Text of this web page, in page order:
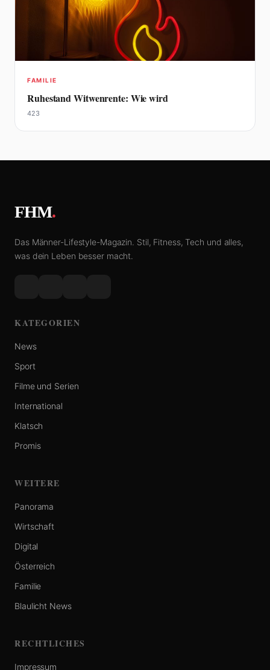
FAMILIE
Ruhestand Witwenrente: Wie wird
423
FHM.
Das Männer-Lifestyle-Magazin. Stil, Fitness, Tech und alles,
was dein Leben besser macht.
KATEGORIEN
News
Sport
Filme und Serien
International
Klatsch
Promis
WEITERE
Panorama
Wirtschaft
Digital
Österreich
Familie
Blaulicht News
RECHTLICHES
Impressum